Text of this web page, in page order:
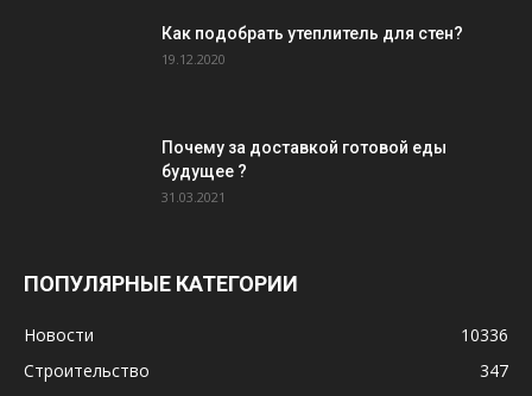
Как подобрать утеплитель для стен?
19.12.2020
Почему за доставкой готовой еды
будущее ?
31.03.2021
ПОПУЛЯРНЫЕ КАТЕГОРИИ
Новости
10336
Строительство
347